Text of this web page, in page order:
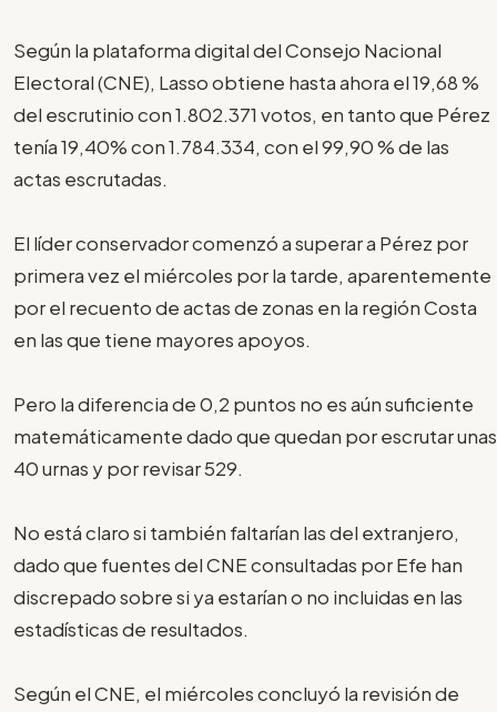
Según la plataforma digital del Consejo Nacional
Electoral (CNE), Lasso obtiene hasta ahora el 19,68 %
del escrutinio con 1.802.371 votos, en tanto que Pérez
tenía 19,40% con 1.784.334, con el 99,90 % de las
actas escrutadas.
El líder conservador comenzó a superar a Pérez por
primera vez el miércoles por la tarde, aparentemente
por el recuento de actas de zonas en la región Costa
en las que tiene mayores apoyos.
Pero la diferencia de 0,2 puntos no es aún suficiente
matemáticamente dado que quedan por escrutar unas
40 urnas y por revisar 529.
No está claro si también faltarían las del extranjero,
dado que fuentes del CNE consultadas por Efe han
discrepado sobre si ya estarían o no incluidas en las
estadísticas de resultados.
Según el CNE, el miércoles concluyó la revisión de